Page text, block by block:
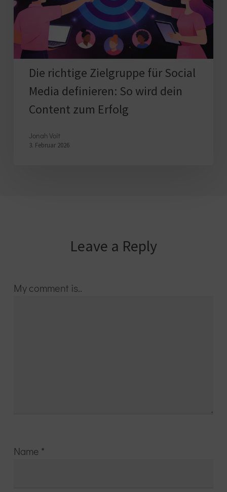
Media
definieren:
wird
dein
zum
Erfolg
Die richtige Zielgruppe für Social
Media definieren: So wird dein
Content zum Erfolg
Jonah Voit
3. Februar 2026
Leave a Reply
My comment is..
Name *